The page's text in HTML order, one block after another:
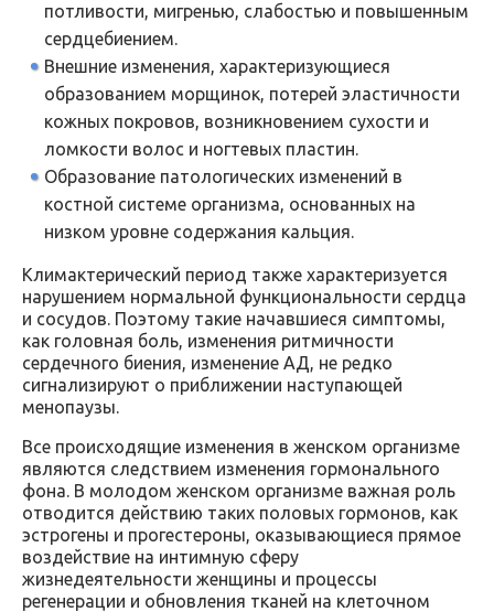
потливости, мигренью, слабостью и повышенным
сердцебиением.
Внешние изменения, характеризующиеся
образованием морщинок, потерей эластичности
кожных покровов, возникновением сухости и
ломкости волос и ногтевых пластин.
Образование патологических изменений в
костной системе организма, основанных на
низком уровне содержания кальция.
Климактерический период также характеризуется
нарушением нормальной функциональности сердца
и сосудов. Поэтому такие начавшиеся симптомы,
как головная боль, изменения ритмичности
сердечного биения, изменение АД, не редко
сигнализируют о приближении наступающей
менопаузы.
Все происходящие изменения в женском организме
являются следствием изменения гормонального
фона. В молодом женском организме важная роль
отводится действию таких половых гормонов, как
эстрогены и прогестероны, оказывающиеся прямое
воздействие на интимную сферу
жизнедеятельности женщины и процессы
регенерации и обновления тканей на клеточном